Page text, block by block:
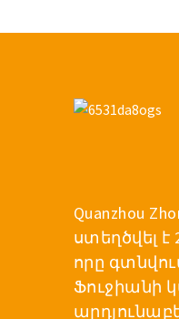
Quanzhou
ստեղծվել
որը
Ֆուջիանի